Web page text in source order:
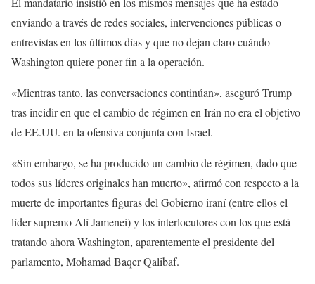
enviando a través de redes sociales, intervenciones públicas o
entrevistas en los últimos días y que no dejan claro cuándo
Washington quiere poner fin a la operación.
«Mientras tanto, las conversaciones continúan», aseguró Trump
tras incidir en que el cambio de régimen en Irán no era el objetivo
de EE.UU. en la ofensiva conjunta con Israel.
«Sin embargo, se ha producido un cambio de régimen, dado que
todos sus líderes originales han muerto», afirmó con respecto a la
muerte de importantes figuras del Gobierno iraní (entre ellos el
líder supremo Alí Jameneí) y los interlocutores con los que está
tratando ahora Washington, aparentemente el presidente del
parlamento, Mohamad Baqer Qalibaf.